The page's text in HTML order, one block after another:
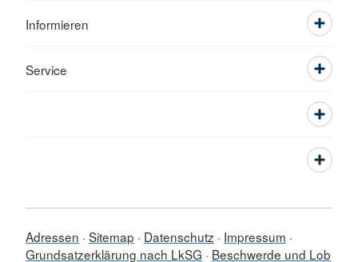
Informieren
Service
Adressen Sitemap Datenschutz
Impressum
Grundsatzerklärung nach LkSG
Beschwerde und Lob